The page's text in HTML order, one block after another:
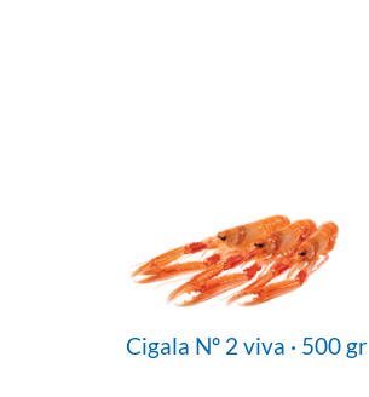
Cigala Nº 2 viva · 500 gr